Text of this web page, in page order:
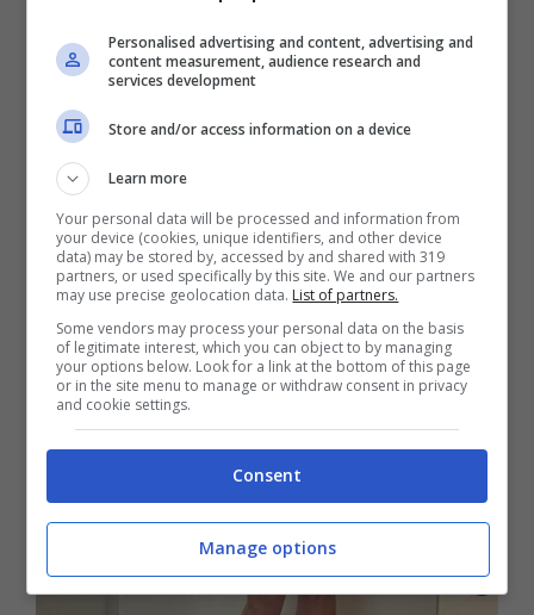
Personalised advertising and content, advertising and
content measurement, audience research and
services development
Store and/or access information on a device
Learn more
Your personal data will be processed and information from
your device (cookies, unique identifiers, and other device
data) may be stored by, accessed by and shared with 319
partners, or used specifically by this site. We and our partners
may use precise geolocation data. List of partners.
Some vendors may process your personal data on the basis
of legitimate interest, which you can object to by managing
your options below. Look for a link at the bottom of this page
or in the site menu to manage or withdraw consent in privacy
and cookie settings.
Consent
Manage options